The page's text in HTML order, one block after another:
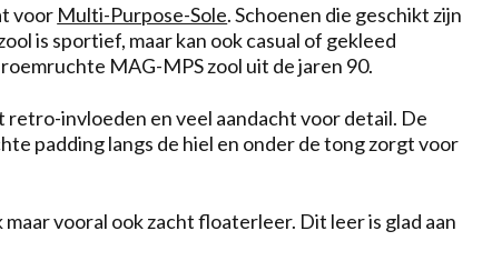
voor Multi-Purpose-Sole. Schoenen die geschikt zijn
is sportief, maar kan ook casual of gekleed
MAG-MPS zool uit de jaren 90.
invloeden en veel aandacht voor detail. De
padding langs de hiel en onder de tong zorgt voor
vooral ook zacht floaterleer. Dit leer is glad aan